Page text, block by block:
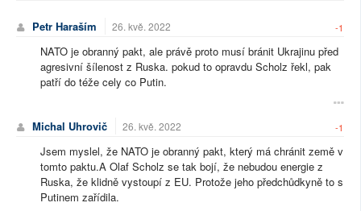
Petr Haraším 26. kvě. 2022 -1
NATO je obranný pakt, ale právě proto musí bránit Ukrajinu před
agresivní šílenost z Ruska. pokud to opravdu Scholz řekl, pak
patří do téže cely co Putin.
Michal Uhrovič 26. kvě. 2022 -1
Jsem myslel, že NATO je obranný pakt, který má chránit země v
tomto paktu.A Olaf Scholz se tak bojí, že nebudou energie z
Ruska, že klidně vystoupí z EU. Protože jeho předchůdkyně to s
Putinem zařídila.